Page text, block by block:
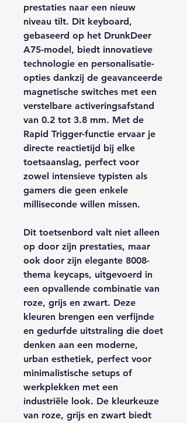
prestaties naar een nieuw
niveau tilt. Dit keyboard,
gebaseerd op het DrunkDeer
A75-model, biedt innovatieve
technologie en personalisatie-
opties dankzij de geavanceerde
magnetische switches met een
verstelbare activeringsafstand
van 0.2 tot 3.8 mm. Met de
Rapid Trigger-functie ervaar je
directe reactietijd bij elke
toetsaanslag, perfect voor
zowel intensieve typisten als
gamers die geen enkele
milliseconde willen missen.
Dit toetsenbord valt niet alleen
op door zijn prestaties, maar
ook door zijn elegante 8008-
thema keycaps, uitgevoerd in
een opvallende combinatie van
roze, grijs en zwart. Deze
kleuren brengen een verfijnde
en gedurfde uitstraling die doet
denken aan een moderne,
urban esthetiek, perfect voor
minimalistische setups of
werkplekken met een
industriële look. De kleurkeuze
van roze, grijs en zwart biedt